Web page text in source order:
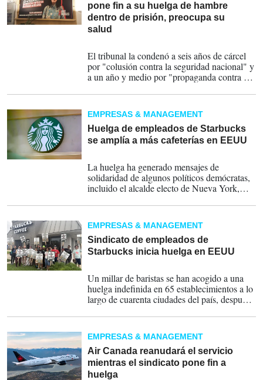
pone fin a su huelga de hambre
dentro de prisión, preocupa su
salud
El tribunal la condenó a seis años de cárcel
por "colusión contra la seguridad nacional" y
a un año y medio por "propaganda contra el
exilio interno en la ciudad de Khusf y una
prohibición de viajar durante otros dos años.
EMPRESAS & MANAGEMENT
Huelga de empleados de Starbucks
se amplía a más cafeterías en EEUU
La huelga ha generado mensajes de
solidaridad de algunos políticos demócratas,
incluido el alcalde electo de Nueva York,
Starbucks bajo el lema "si no hay contrato,
no hay café".
EMPRESAS & MANAGEMENT
Sindicato de empleados de
Starbucks inicia huelga en EEUU
Un millar de baristas se han acogido a una
huelga indefinida en 65 establecimientos a lo
largo de cuarenta ciudades del país, después
para obtener mejores condiciones y salarios.
EMPRESAS & MANAGEMENT
Air Canada reanudará el servicio
mientras el sindicato pone fin a
huelga